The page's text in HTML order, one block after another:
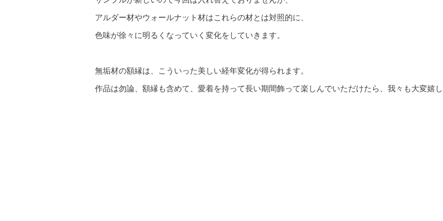
アルダー材やウォールナット材はこれらの材とは対照的に、
色味が徐々に明るくなっていく変化をしていきます。
無垢材の額縁は、こういった美しい経年変化が得られます。
作品は勿論、額縁も含めて、愛着を持って長い期間飾って楽しんでいただけたら、我々も大変嬉